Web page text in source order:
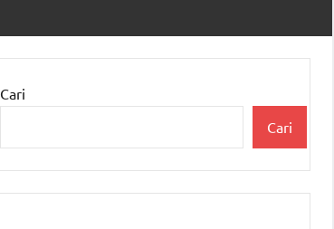
Cari
Cari